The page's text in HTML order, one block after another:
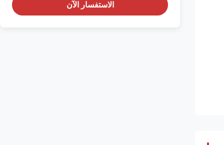
الاستفسار الآن